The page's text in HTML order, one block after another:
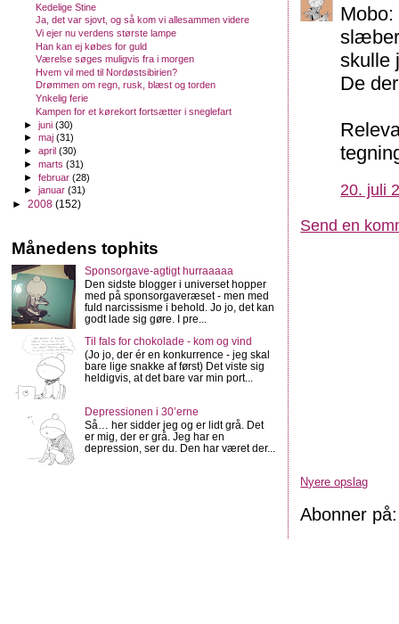
skulle
De
20. juli
Send en
Nyere opslag
Abonner
Kedelige Stine
Ja, det var sjovt, og så kom vi allesammen videre
Vi ejer nu verdens største lampe
Han kan ej købes for guld
Værelse søges muligvis fra i morgen
Hvem vil med til Nordøstsibirien?
Drømmen om regn, rusk, blæst og torden
Ynkelig ferie
Kampen for et kørekort fortsætter i sneglefart
►juni(30)
►maj(31)
►april(30)
►marts(31)
►februar(28)
►januar(31)
► 2008 (152)
Månedens tophits
Sponsorgave-agtigt hurraaaaa
Den sidste blogger i universet hopper
med på sponsorgaveræset - men med
fuld narcissisme i behold. Jo jo, det kan
godt lade sig gøre. I pre...
Til fals for chokolade - kom og vind
(Jo jo, der ér en konkurrence - jeg skal
bare lige snakke af først) Det viste sig
heldigvis, at det bare var min port...
Depressionen i 30’erne
Så… her sidder jeg og er lidt grå. Det
er mig, der er grå. Jeg har en
depression, ser du. Den har været der...